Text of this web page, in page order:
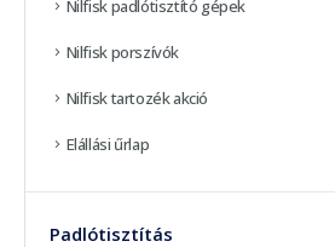
Nilfisk padlótisztító gépek
Nilfisk porszívók
Nilfisk tartozék akció
Elállási űrlap
Padlótisztítás